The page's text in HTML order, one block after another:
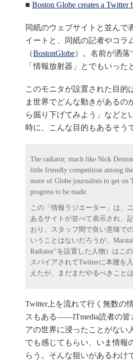
■ Boston Globe creates a Twitter
同紙のウェブサイトと並んで
イートと、同紙の記者やコラ
（BostonGlobe）。名前が洒落
「情報放射器」とでもいった
このモニタが設置された目的
ま世界でどんな動きがあるの
ら掘り下げてみよう」などと
時に、こんな目的もあるそう
The radiator, much like Nick
little friendly competition among
more of Globe journalists to get on
progress to be made.
この「情報ラジエーター」は、
あるサイトが並べて表示され、
おり、スタッフ間で良い意味で
いうことはないだろうが、
Radiator"を設置した人物）はこ
スパイアされてTwitterに本腰を
えたが、まだまだやるべきこと
Twitter上を流れて行く無数の
スもある――ITmedia読者の皆
アの世界に浸ったことがない
でも感じてもらい、いま情報
らう。そんな狙いがあるわけ